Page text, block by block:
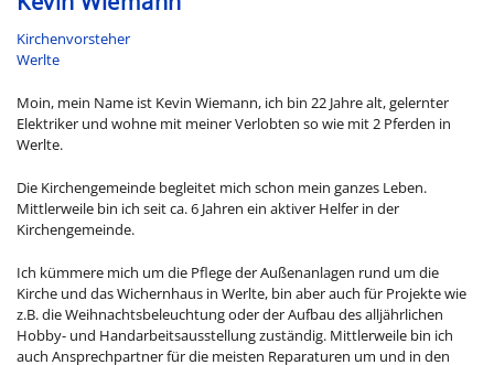
Kirchenvorsteher
Werlte
Moin, mein Name ist Kevin Wiemann, ich bin 22 Jahre alt, gelernter
Elektriker und wohne mit meiner Verlobten so wie mit 2 Pferden in
Werlte.
Die Kirchengemeinde begleitet mich schon mein ganzes Leben.
Mittlerweile bin ich seit ca. 6 Jahren ein aktiver Helfer in der
Kirchengemeinde.
Ich kümmere mich um die Pflege der Außenanlagen rund um die
Kirche und das Wichernhaus in Werlte, bin aber auch für Projekte wie
z.B. die Weihnachtsbeleuchtung oder der Aufbau des alljährlichen
Hobby- und Handarbeitsausstellung zuständig. Mittlerweile bin ich
auch Ansprechpartner für die meisten Reparaturen um und in den